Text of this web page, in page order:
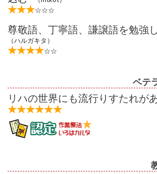
★★★☆☆☆
尊敬語、丁寧語、謙譲語を勉強
（ハルガキタ）
★★★★☆☆
ベテ
リハの世界にも流行りすたれが
★★★★★★